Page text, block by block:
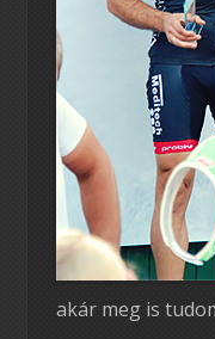
akár meg is